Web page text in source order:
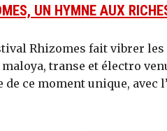
UN HYMNE AUX
Rhizomes fait vibrer
transe et électro
ce moment unique, avec